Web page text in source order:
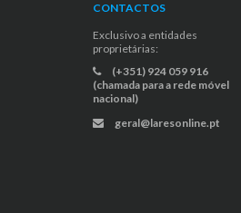
CONTACTOS
Exclusivo a entidades
proprietárias:
(+351) 924 059 916
(chamada para a rede móvel
nacional)
geral@laresonline.pt